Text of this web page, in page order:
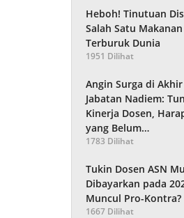
Heboh! Tinutuan
Salah Satu Makanan
Terburuk Dunia
1951 Dilihat
Angin Surga di Akhir
Jabatan Nadiem:
Kinerja Dosen,
yang Belum…
1783 Dilihat
Tukin Dosen ASN
Dibayarkan pada
Muncul Pro-Kontra?
1667 Dilihat